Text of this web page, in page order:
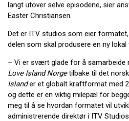
langt utover selve episodene, sier
Easter Christiansen.
Det er ITV studios som eier
delen som skal produsere en ny lokal
– Vi er svært glade for å samarbeide
Love Island Norgetilbake til det
Islander et globalt kraftformat med
og dette er en viktig milepæl for
meg til å se hvordan formatet vil
administrerende direktør i ITV